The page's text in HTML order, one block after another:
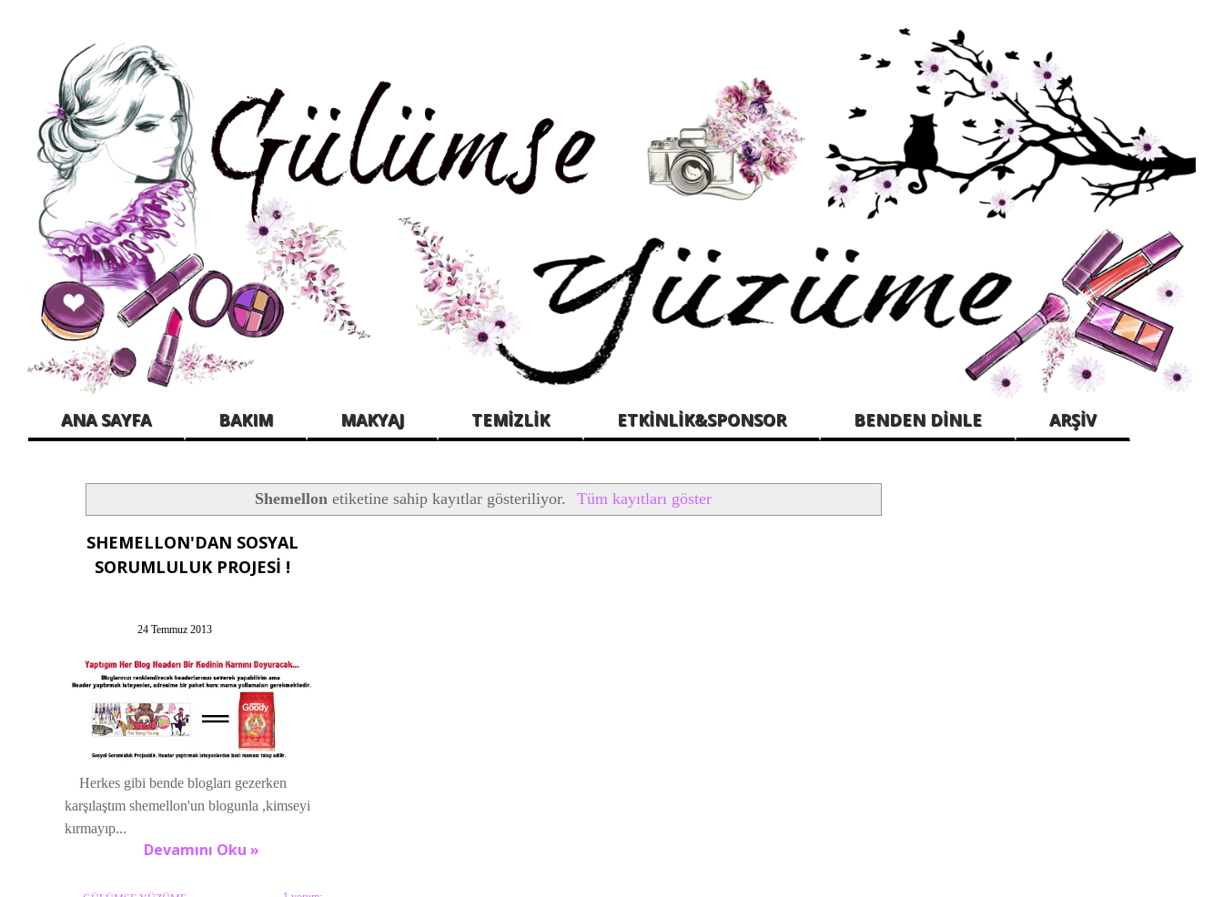
ANA SAYFA BAKIM MAKYAJ TEMİZLİK ETKİNLİK&SPONSOR BENDEN DİNLE ARŞİV
Shemellon etiketine sahip kayıtlar gösteriliyor. Tüm kayıtları göster
SHEMELLON'DAN SOSYAL
SORUMLULUK PROJESİ !
24 Temmuz 2013
Herkes gibi bende blogları gezerken
karşılaştım shemellon'un blogunla ,kimseyi
kırmayıp...
Devamını Oku »